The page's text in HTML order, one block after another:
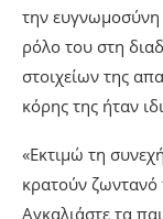
την
ρόλο του στη
στοιχείων της
κόρης της ήταν
«Εκτιμώ τη
κρατούν ζωντανό
Αγκαλιάστε τα